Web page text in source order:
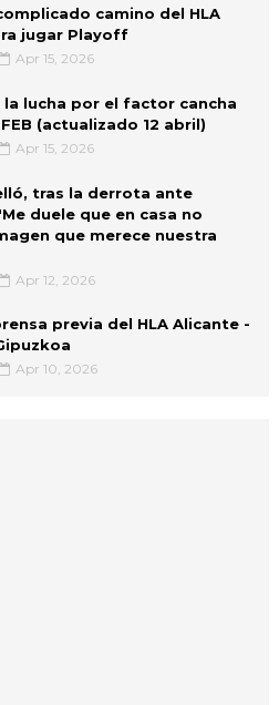
camino del HLA
jugar Playoff
Apr 15, 2026
la lucha por el factor cancha
(actualizado 12 abril)
Apr 15, 2026
tras la derrota ante
duele que en casa no
que merece nuestra
Apr 12, 2026
previa del HLA Alicante -
Apr 10, 2026